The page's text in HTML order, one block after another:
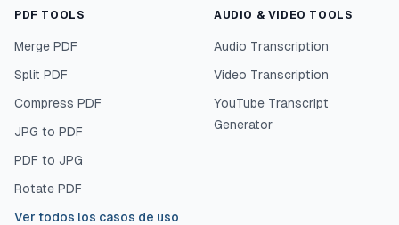
PDF TOOLS
Merge PDF
Split PDF
Compress PDF
JPG to PDF
PDF to JPG
Rotate PDF
Ver todos los casos de uso
AUDIO & VIDEO TOOLS
Audio Transcription
Video Transcription
YouTube Transcript
Generator